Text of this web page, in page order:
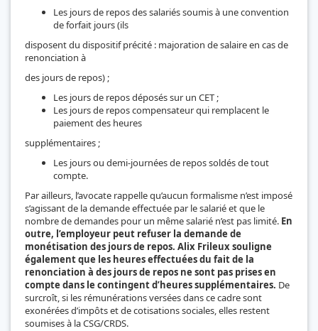
Les jours de repos des salariés soumis à une convention
de forfait jours (ils
disposent du dispositif précité : majoration de salaire en cas de
renonciation à
des jours de repos) ;
Les jours de repos déposés sur un CET ;
Les jours de repos compensateur qui remplacent le
paiement des heures
supplémentaires ;
Les jours ou demi-journées de repos soldés de tout
compte.
Par ailleurs, l’avocate rappelle qu’aucun formalisme n’est imposé
s’agissant de la demande effectuée par le salarié et que le
nombre de demandes pour un même salarié n’est pas limité. En
outre, l’employeur peut refuser la demande de
monétisation des jours de repos. Alix Frileux souligne
également que les heures effectuées du fait de la
renonciation à des jours de repos ne sont pas prises en
compte dans le contingent d’heures supplémentaires. De
surcroît, si les rémunérations versées dans ce cadre sont
exonérées d’impôts et de cotisations sociales, elles restent
soumises à la CSG/CRDS.